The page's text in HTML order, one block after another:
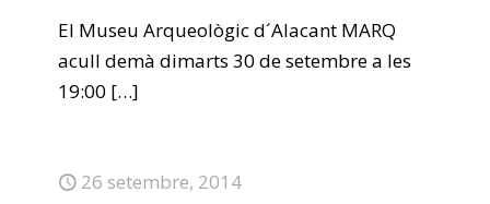
El Museu Arqueològic d´Alacant MARQ
acull demà dimarts 30 de setembre a les
19:00 […]
26 setembre, 2014